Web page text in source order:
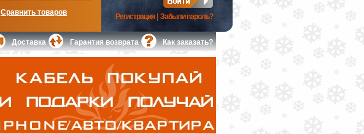
Сравнить товаров Регистрация| Забыли пароль?
Доставка Гарантия возврата Как заказать?